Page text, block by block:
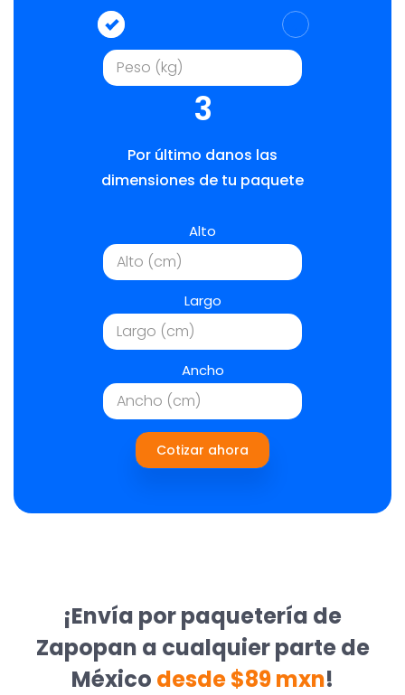
3
Por último danos las
dimensiones de tu paquete
Alto
Largo
Ancho
Cotizar ahora
¡Envía por paquetería de
Zapopan a cualquier parte de
México desde $89 mxn!